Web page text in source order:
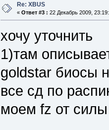
break;
return (void*)1;
};
return NULL;
Re: XBUS
« Ответ #3 : 22 Декабрь 2009,
хочу уточнить
1)там
goldstar биосы
все сд по
моем fz от